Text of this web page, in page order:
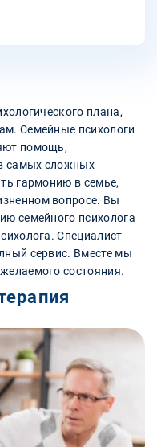
плана,
Семейные психологи
помощь,
самых сложных
гармонию в семье,
вопросе. Вы
семейного психолога
Специалист
сервис. Вместе мы
состояния.